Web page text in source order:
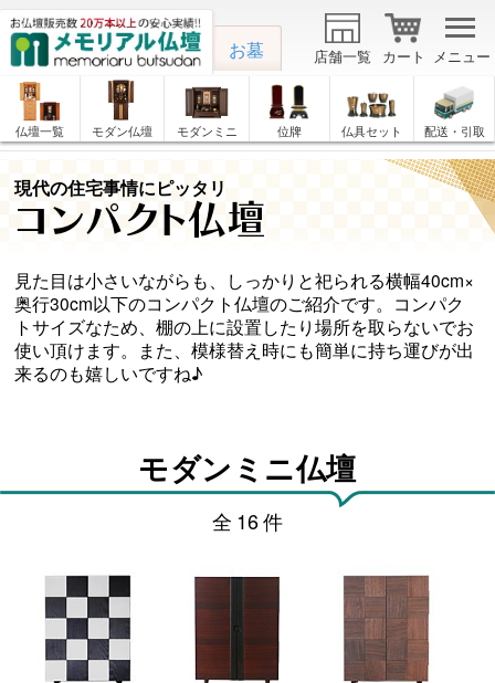
お墓 メニュー
カート
店舗一覧
仏壇一覧 モダン仏壇 モダンミニ 位牌 仏具セット 配送・引取
現代の住宅事情にピッタリ
コンパクト仏壇
見た目は小さいながらも、しっかりと祀られる横幅40cm×
奥行30cm以下のコンパクト仏壇のご紹介です。コンパク
トサイズなため、棚の上に設置したり場所を取らないでお
使い頂けます。また、模様替え時にも簡単に持ち運びが出
来るのも嬉しいですね♪
モダンミニ仏壇
全 16件